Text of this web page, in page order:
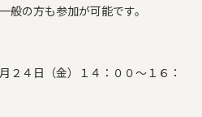
の方も参加が可能です。
日（金）１４：００～１６：